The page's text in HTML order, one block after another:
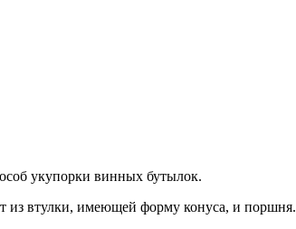
укупорки винных бутылок.
из втулки, имеющей форму конуса, и поршня.